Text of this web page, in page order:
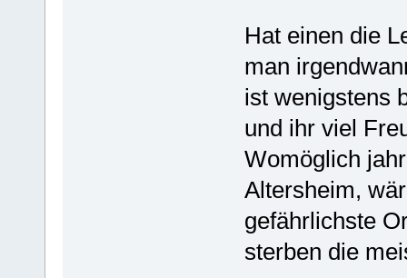
Hat einen die
man
ist wenigstens
und ihr viel
Womöglich
Altersheim,
gefährlichste
sterben die